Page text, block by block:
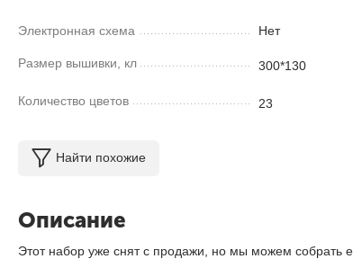
Электронная схема Нет
Размер вышивки, кл 300*130
Количество цветов 23
Найти похожие
Описание
Этот набор уже снят с продажи, но мы можем собрать